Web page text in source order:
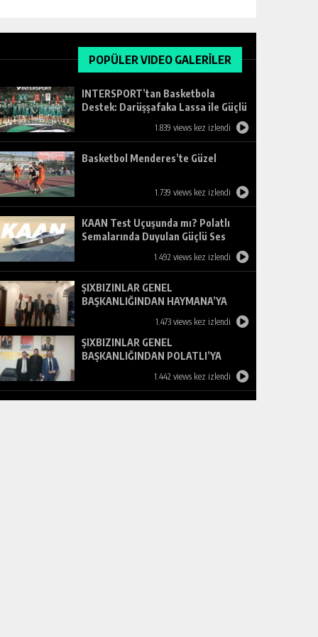
POPÜLER VIDEO GALERİLER
INTERSPORT’tan Basketbola
Destek: Darüşşafaka Lassa ile Güçlü
1.839 views kez izlendi
Basketbol Menderes’te Güzel
1.739 views kez izlendi
KAAN Test Uçuşunda mı? Polatlı
Semalarında Duyulan Güçlü Ses
1.492 views kez izlendi
ŞIXBIZINLAR GENEL
BAŞKANLIĞINDAN HAYMANA’YA
1.473 views kez izlendi
ŞIXBIZINLAR GENEL
BAŞKANLIĞINDAN POLATLI’YA
1.442 views kez izlendi